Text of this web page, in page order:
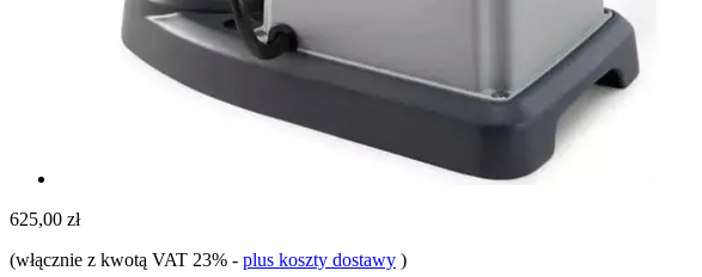
625,00 zł
(włącznie z kwotą VAT 23% - plus koszty dostawy )